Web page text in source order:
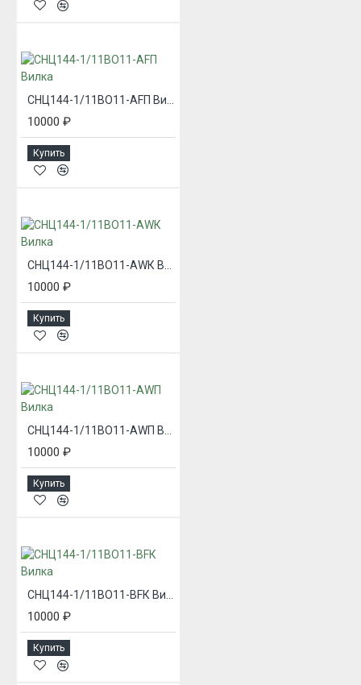
10000 ₽
Купить
10000 ₽
Купить
10000 ₽
Купить
СНЦ144-1/11ВО11-BFК Вилка
10000 ₽
Купить